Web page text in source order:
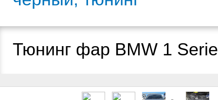
Тюнинг фар BMW 1